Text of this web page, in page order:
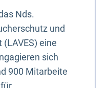
Nds.
und
eine
sich
900 Mitarbeite